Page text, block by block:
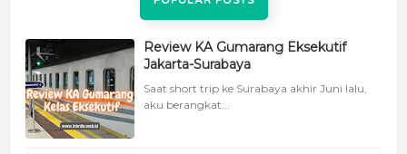
Review KA Gumarang Eksekutif
Jakarta-Surabaya
Saat short trip ke Surabaya akhir Juni lalu,
aku berangkat...